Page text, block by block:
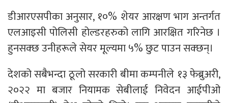
डीआरएसपीका अनुसार, १०% शेयर आरक्षण भाग अन्तर्गत
एलआइसी पोलिसी होल्डरहरुको लागि आरक्षित गरिनेछ ।
हुनसक्छ उनीहरूले सेयर मूल्यमा ५% छुट पाउन सक्छन्।
देशको सबैभन्दा ठूलो सरकारी बीमा कम्पनीले १३ फेब्रुअरी,
२०२२ मा बजार नियामक सेबीलाई निवेदन आईपीओ